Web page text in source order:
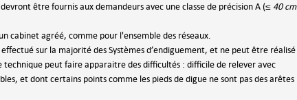
être fournis aux demandeurs avec une classe de précision A (≤ 40 cm
cabinet agréé, comme pour l'ensemble des réseaux.
sur la majorité des Systèmes d’endiguement, et ne peut être réalisé
peut faire apparaitre des difficultés : difficile de relever avec
et dont certains points comme les pieds de digue ne sont pas des arêtes